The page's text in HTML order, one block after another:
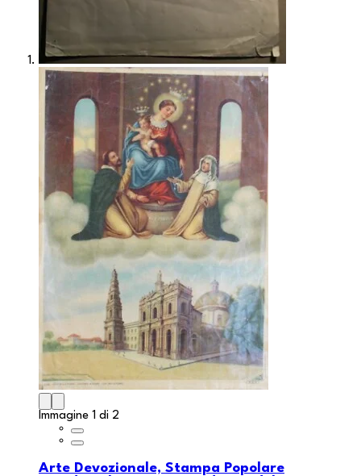
Immagine 1 di 2
Arte Devozionale, Stampa Popolare